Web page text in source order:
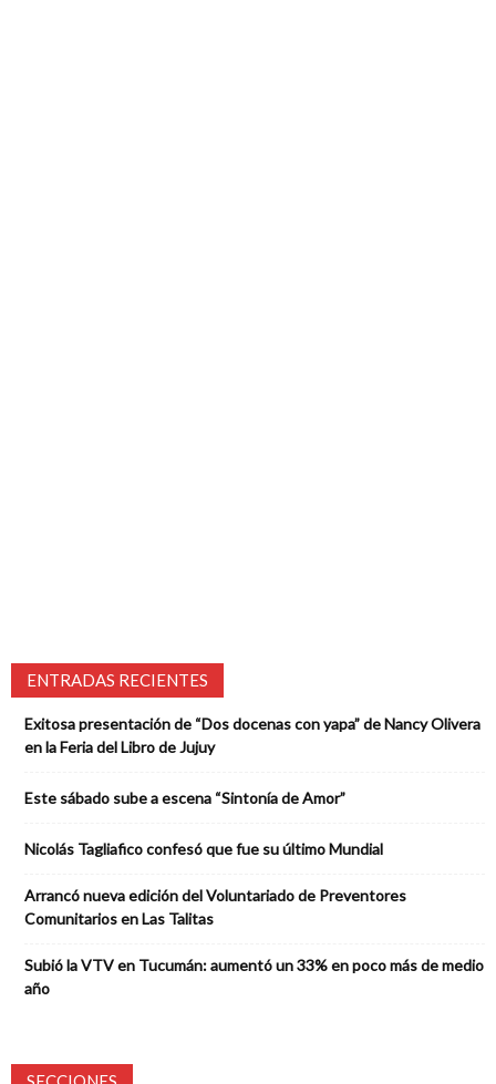
ENTRADAS RECIENTES
Exitosa presentación de “Dos docenas con yapa” de Nancy Olivera
en la Feria del Libro de Jujuy
Este sábado sube a escena “Sintonía de Amor”
Nicolás Tagliafico confesó que fue su último Mundial
Arrancó nueva edición del Voluntariado de Preventores
Comunitarios en Las Talitas
Subió la VTV en Tucumán: aumentó un 33% en poco más de medio
año